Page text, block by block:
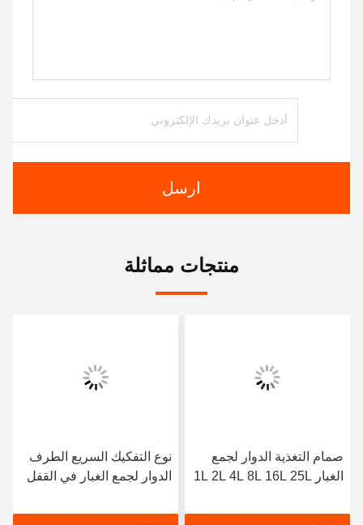
ارسل
منتجات مماثلة
صمام التغذية الدوار لجمع
الغبار 1L 2L 4L 8L 16L 25L
نوع التفكيك السريع الطرف
الدوار لجمع الغبار في القفل